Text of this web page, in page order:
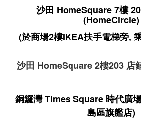
沙田 HomeSquare 7樓
(HomeCircle)
(於商場2樓IKEA扶手電梯旁,
沙田 HomeSquare 2樓203 店
銅鑼灣 Times Square 時代廣
島區旗艦店)